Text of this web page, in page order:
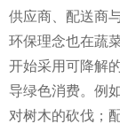
供应商、配送商
环保理念也在蔬
开始采用可降解
导绿色消费。例
对树木的砍伐；